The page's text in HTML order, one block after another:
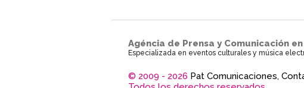
Agéncia de Prensa y Comunicación en
Especializada en eventos culturales y música
© 2009 - 2026 Pat Comunicaciones,